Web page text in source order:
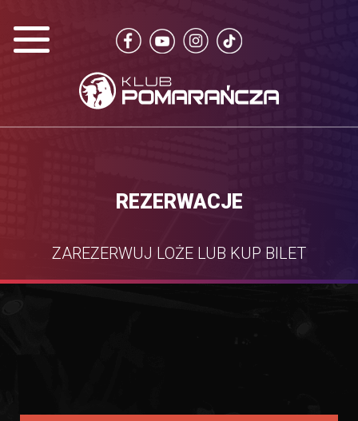
REZERWACJE
ZAREZERWUJ LOŻE LUB KUP BILET